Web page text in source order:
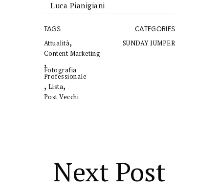
Luca Pianigiani
TAGS
Attualità,
Content Marketing
,
Fotografia
Professionale
, Lista,
Post Vecchi
CATEGORIES
SUNDAY JUMPER
Next Post